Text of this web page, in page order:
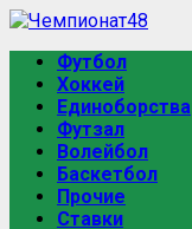
Футбол
Хоккей
Единоборства
Футзал
Волейбол
Баскетбол
Прочие
Ставки